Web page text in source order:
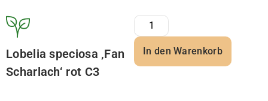
Lobelia speciosa ‚Fan
Scharlach‘ rot C3
In den Warenkorb